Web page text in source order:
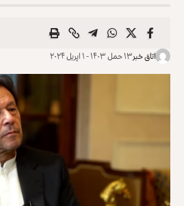
اتاق خبر۱۳ حمل ۱۴۰۳ - ۱ اپریل ۲۰۲۴